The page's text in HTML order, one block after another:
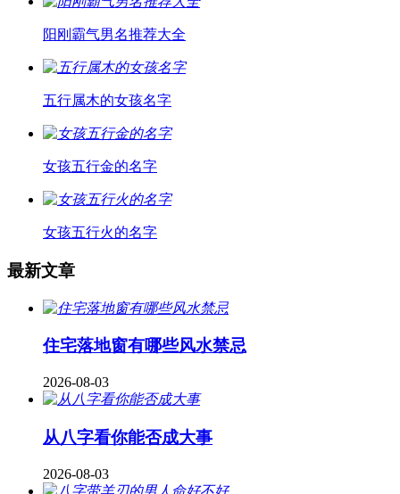
阳刚霸气男名推荐大全
五行属木的女孩名字
女孩五行金的名字
女孩五行火的名字
最新文章
住宅落地窗有哪些风水禁忌
2026-08-03
从八字看你能否成大事
2026-08-03